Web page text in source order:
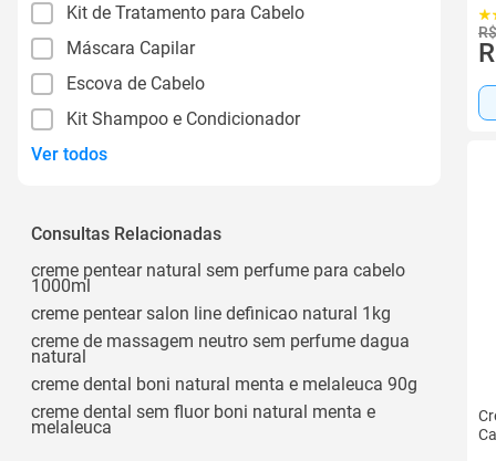
Kit de Tratamento para Cabelo
Máscara Capilar
Escova de Cabelo
Kit Shampoo e Condicionador
Ver todos
Consultas Relacionadas
creme pentear natural sem perfume para cabelo
1000ml
creme pentear salon line definicao natural 1kg
creme de massagem neutro sem perfume dagua
natural
creme dental boni natural menta e melaleuca 90g
creme dental sem fluor boni natural menta e
melaleuca